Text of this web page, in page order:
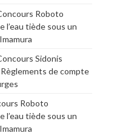
Roboto
l’eau tiède sous un
Sidonis
de compte
Roboto
l’eau tiède sous un